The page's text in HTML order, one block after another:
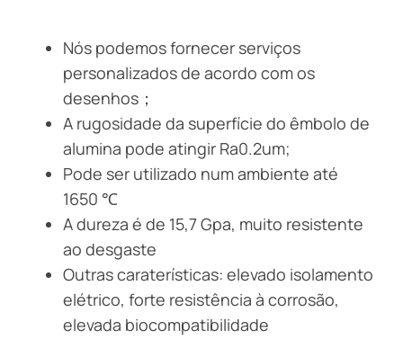
Nós podemos fornecer serviços
personalizados de acordo com os
desenhos；
A rugosidade da superfície do êmbolo de
alumina pode atingir Ra0.2um;
Pode ser utilizado num ambiente até
1650 ℃
A dureza é de 15,7 Gpa, muito resistente
ao desgaste
Outras caraterísticas: elevado isolamento
elétrico, forte resistência à corrosão,
elevada biocompatibilidade